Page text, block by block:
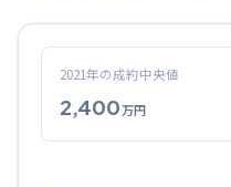
2021年の成約中央値
2,400万円